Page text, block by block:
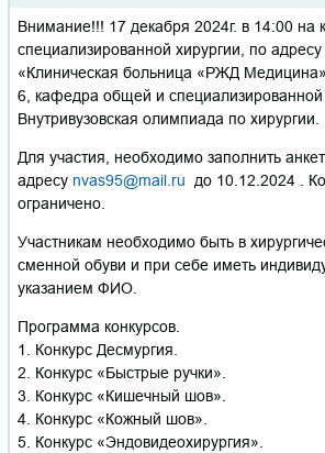
Внимание!!! 17 декабря 2024г. в 14:00
специализированной хирургии, по
«Клиническая больница «РЖД
6, кафедра общей и специализированной
Внутривузовская олимпиада по хирургии.
Для участия, необходимо заполнить
адресу nvas95@mail.ru до 10.12.2024 .
ограничено.
Участникам необходимо быть в
сменной обуви и при себе иметь
указанием ФИО.
Программа конкурсов.
1. Конкурс Десмургия.
2. Конкурс «Быстрые ручки».
3. Конкурс «Кишечный шов».
4. Конкурс «Кожный шов».
5. Конкурс «Эндовидеохирургия».